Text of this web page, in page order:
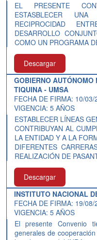
EL PRESENTE
ESTASBLECER
RECIPROCIDAD
DESARROLLO
COMO UN PROGRAMA
Descargar
GOBIERNO AUTÓNOMO
TIQUINA - UMSA
FECHA DE FIRMA: 10/03/
VIGENCIA: 5 AÑOS
ESTABLECER LÍNEAS
CONTRIBUYAN AL
LA ENTIDAD Y A LA
DIFERENTES
REALIZACIÓN DE
Descargar
INSTITUTO NACIONAL
FECHA DE FIRMA: 19/08/
VIGENCIA: 5 AÑOS
El presente Convenio
generales de